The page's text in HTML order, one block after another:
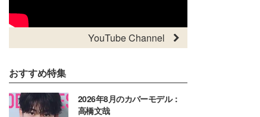
YouTube Channel
おすすめ特集
2026年8月のカバーモデル：
高橋文哉